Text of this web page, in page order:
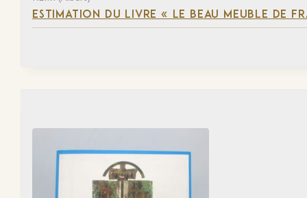
ESTIMATION DU LIVRE « LE BEAU MEUBLE DE